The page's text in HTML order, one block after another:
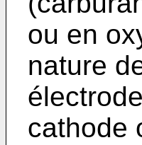
ou en
nature
cathode